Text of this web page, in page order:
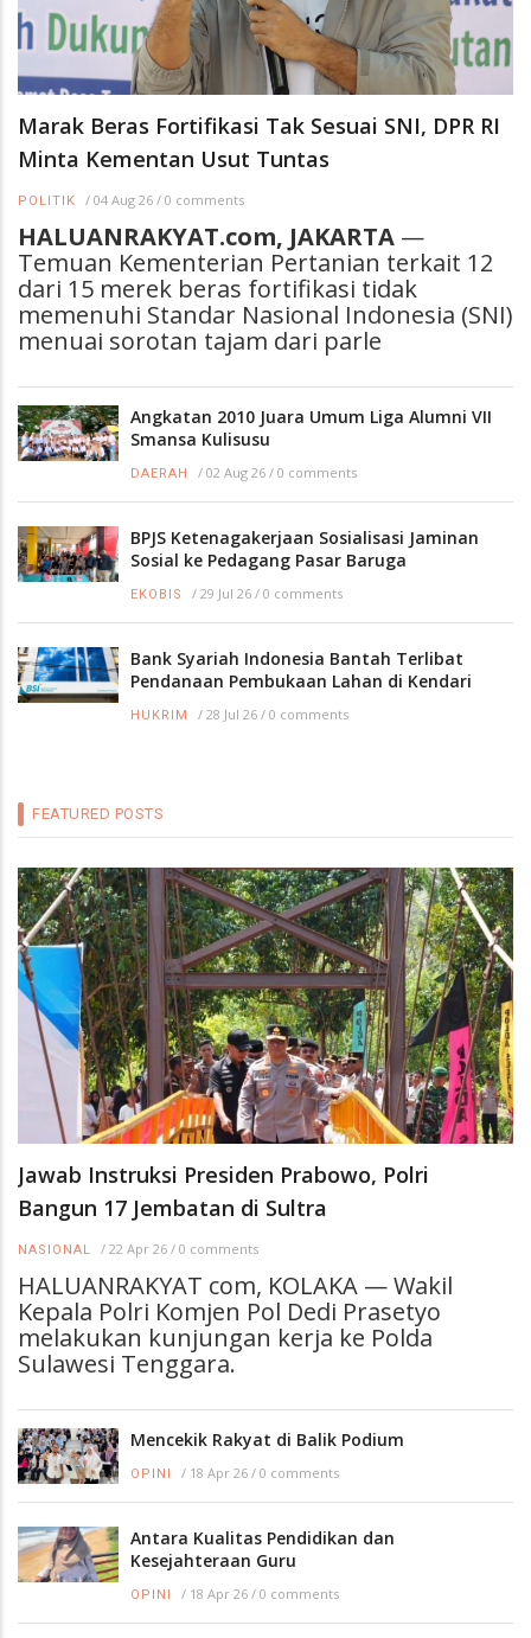
Marak Beras Fortifikasi Tak Sesuai SNI, DPR RI
Minta Kementan Usut Tuntas
POLITIK / 04 Aug 26 / 0 comments
HALUANRAKYAT.com, JAKARTA —
Temuan Kementerian Pertanian terkait 12
dari 15 merek beras fortifikasi tidak
memenuhi Standar Nasional Indonesia (SNI)
menuai sorotan tajam dari parle
Angkatan 2010 Juara Umum Liga Alumni VII
Smansa Kulisusu
DAERAH / 02 Aug 26 / 0 comments
BPJS Ketenagakerjaan Sosialisasi Jaminan
Sosial ke Pedagang Pasar Baruga
EKOBIS / 29 Jul 26 / 0 comments
Bank Syariah Indonesia Bantah Terlibat
Pendanaan Pembukaan Lahan di Kendari
HUKRIM / 28 Jul 26 / 0 comments
FEATURED POSTS
Jawab Instruksi Presiden Prabowo, Polri
Bangun 17 Jembatan di Sultra
NASIONAL / 22 Apr 26 / 0 comments
HALUANRAKYAT com, KOLAKA — Wakil
Kepala Polri Komjen Pol Dedi Prasetyo
melakukan kunjungan kerja ke Polda
Sulawesi Tenggara.
Mencekik Rakyat di Balik Podium
OPINI / 18 Apr 26 / 0 comments
Antara Kualitas Pendidikan dan
Kesejahteraan Guru
OPINI / 18 Apr 26 / 0 comments